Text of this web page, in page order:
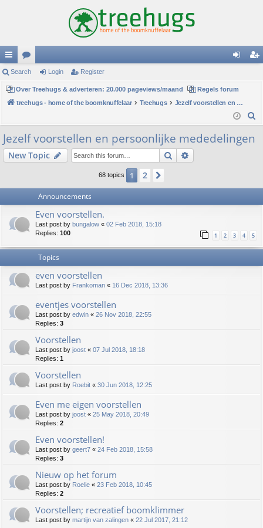
ui
ck
lin
ks
or
u
m
s
in
Search Login Register
Over Treehugs & adverteren: 20.000 pageviews/maand
Regels forum
treehugs - home of the boomknuffelaar
Treehugs
Jezelf voorstellen en persoonlijke mededelingen
Jezelf voorstellen en persoonlijke mededelingen
New Topic Search
68 topics 1 2
Announcements
Even voorstellen.
Last post by bungalow « 02 Feb 2018, 15:18
Replies: 100 1 2 3 4 5
Topics
even voorstellen
Last post by Frankoman « 16 Dec 2018, 13:36
eventjes voorstellen
Last post by edwin « 26 Nov 2018, 22:55
Replies: 3
Voorstellen
Last post by joost « 07 Jul 2018, 18:18
Replies: 1
Voorstellen
Last post by Roebit « 30 Jun 2018, 12:25
Even me eigen voorstellen
Last post by joost « 25 May 2018, 20:49
Replies: 2
Even voorstellen!
Last post by geert7 « 24 Feb 2018, 15:58
Replies: 3
Nieuw op het forum
Last post by Roelie « 23 Feb 2018, 10:45
Replies: 2
Voorstellen; recreatief boomklimmer
Last post by martijn van zalingen « 22 Jul 2017, 21:12